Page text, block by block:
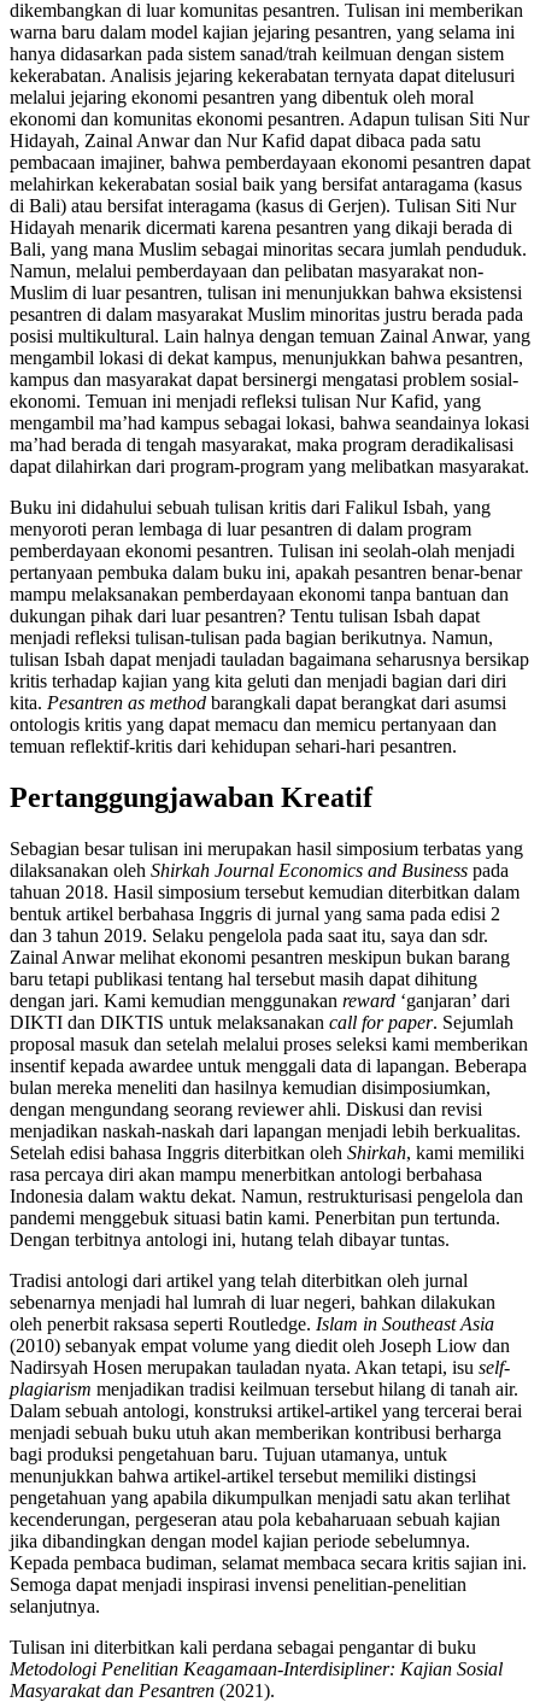
dikembangkan di luar komunitas pesantren. Tulisan ini memberikan
warna baru dalam model kajian jejaring pesantren, yang selama ini
hanya didasarkan pada sistem sanad/trah keilmuan dengan sistem
kekerabatan. Analisis jejaring kekerabatan ternyata dapat ditelusuri
melalui jejaring ekonomi pesantren yang dibentuk oleh moral
ekonomi dan komunitas ekonomi pesantren. Adapun tulisan Siti Nur
Hidayah, Zainal Anwar dan Nur Kafid dapat dibaca pada satu
pembacaan imajiner, bahwa pemberdayaan ekonomi pesantren dapat
melahirkan kekerabatan sosial baik yang bersifat antaragama (kasus
di Bali) atau bersifat interagama (kasus di Gerjen). Tulisan Siti Nur
Hidayah menarik dicermati karena pesantren yang dikaji berada di
Bali, yang mana Muslim sebagai minoritas secara jumlah penduduk.
Namun, melalui pemberdayaan dan pelibatan masyarakat non-
Muslim di luar pesantren, tulisan ini menunjukkan bahwa eksistensi
pesantren di dalam masyarakat Muslim minoritas justru berada pada
posisi multikultural. Lain halnya dengan temuan Zainal Anwar, yang
mengambil lokasi di dekat kampus, menunjukkan bahwa pesantren,
kampus dan masyarakat dapat bersinergi mengatasi problem sosial-
ekonomi. Temuan ini menjadi refleksi tulisan Nur Kafid, yang
mengambil ma’had kampus sebagai lokasi, bahwa seandainya lokasi
ma’had berada di tengah masyarakat, maka program deradikalisasi
dapat dilahirkan dari program-program yang melibatkan masyarakat.
Buku ini didahului sebuah tulisan kritis dari Falikul Isbah, yang
menyoroti peran lembaga di luar pesantren di dalam program
pemberdayaan ekonomi pesantren. Tulisan ini seolah-olah menjadi
pertanyaan pembuka dalam buku ini, apakah pesantren benar-benar
mampu melaksanakan pemberdayaan ekonomi tanpa bantuan dan
dukungan pihak dari luar pesantren? Tentu tulisan Isbah dapat
menjadi refleksi tulisan-tulisan pada bagian berikutnya. Namun,
tulisan Isbah dapat menjadi tauladan bagaimana seharusnya bersikap
kritis terhadap kajian yang kita geluti dan menjadi bagian dari diri
kita. Pesantren as method barangkali dapat berangkat dari asumsi
ontologis kritis yang dapat memacu dan memicu pertanyaan dan
temuan reflektif-kritis dari kehidupan sehari-hari pesantren.
Pertanggungjawaban Kreatif
Sebagian besar tulisan ini merupakan hasil simposium terbatas yang
dilaksanakan oleh Shirkah Journal Economics and Business pada
tahuan 2018. Hasil simposium tersebut kemudian diterbitkan dalam
bentuk artikel berbahasa Inggris di jurnal yang sama pada edisi 2
dan 3 tahun 2019. Selaku pengelola pada saat itu, saya dan sdr.
Zainal Anwar melihat ekonomi pesantren meskipun bukan barang
baru tetapi publikasi tentang hal tersebut masih dapat dihitung
dengan jari. Kami kemudian menggunakan reward ‘ganjaran’ dari
DIKTI dan DIKTIS untuk melaksanakan call for paper. Sejumlah
proposal masuk dan setelah melalui proses seleksi kami memberikan
insentif kepada awardee untuk menggali data di lapangan. Beberapa
bulan mereka meneliti dan hasilnya kemudian disimposiumkan,
dengan mengundang seorang reviewer ahli. Diskusi dan revisi
menjadikan naskah-naskah dari lapangan menjadi lebih berkualitas.
Setelah edisi bahasa Inggris diterbitkan oleh Shirkah, kami memiliki
rasa percaya diri akan mampu menerbitkan antologi berbahasa
Indonesia dalam waktu dekat. Namun, restrukturisasi pengelola dan
pandemi menggebuk situasi batin kami. Penerbitan pun tertunda.
Dengan terbitnya antologi ini, hutang telah dibayar tuntas.
Tradisi antologi dari artikel yang telah diterbitkan oleh jurnal
sebenarnya menjadi hal lumrah di luar negeri, bahkan dilakukan
oleh penerbit raksasa seperti Routledge. Islam in Southeast Asia
(2010) sebanyak empat volume yang diedit oleh Joseph Liow dan
Nadirsyah Hosen merupakan tauladan nyata. Akan tetapi, isu self-
plagiarism menjadikan tradisi keilmuan tersebut hilang di tanah air.
Dalam sebuah antologi, konstruksi artikel-artikel yang tercerai berai
menjadi sebuah buku utuh akan memberikan kontribusi berharga
bagi produksi pengetahuan baru. Tujuan utamanya, untuk
menunjukkan bahwa artikel-artikel tersebut memiliki distingsi
pengetahuan yang apabila dikumpulkan menjadi satu akan terlihat
kecenderungan, pergeseran atau pola kebaharuaan sebuah kajian
jika dibandingkan dengan model kajian periode sebelumnya.
Kepada pembaca budiman, selamat membaca secara kritis sajian ini.
Semoga dapat menjadi inspirasi invensi penelitian-penelitian
selanjutnya.
Tulisan ini diterbitkan kali perdana sebagai pengantar di buku
Metodologi Penelitian Keagamaan-Interdisipliner: Kajian Sosial
Masyarakat dan Pesantren (2021).